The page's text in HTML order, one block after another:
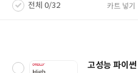
전체 0/32 카트 넣기
고성능 파이썬